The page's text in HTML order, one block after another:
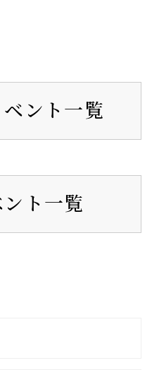
ント一覧
ト一覧